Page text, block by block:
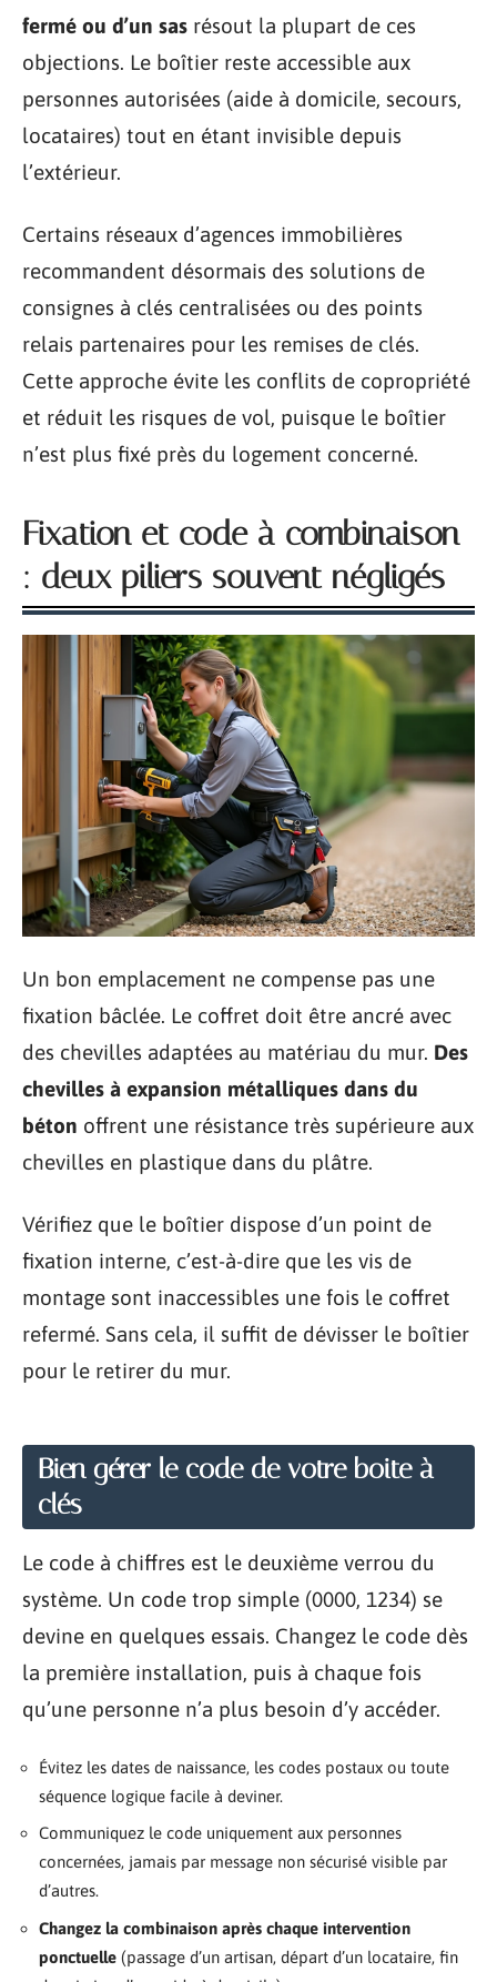
fermé ou d’un sas résout la plupart de ces
objections. Le boîtier reste accessible aux
personnes autorisées (aide à domicile, secours,
locataires) tout en étant invisible depuis
l’extérieur.
Certains réseaux d’agences immobilières
recommandent désormais des solutions de
consignes à clés centralisées ou des points
relais partenaires pour les remises de clés.
Cette approche évite les conflits de copropriété
et réduit les risques de vol, puisque le boîtier
n’est plus fixé près du logement concerné.
Fixation et code à combinaison
: deux piliers souvent négligés
Un bon emplacement ne compense pas une
fixation bâclée. Le coffret doit être ancré avec
des chevilles adaptées au matériau du mur. Des
chevilles à expansion métalliques dans du
béton offrent une résistance très supérieure aux
chevilles en plastique dans du plâtre.
Vérifiez que le boîtier dispose d’un point de
fixation interne, c’est-à-dire que les vis de
montage sont inaccessibles une fois le coffret
refermé. Sans cela, il suffit de dévisser le boîtier
pour le retirer du mur.
Bien gérer le code de votre boite à
clés
Le code à chiffres est le deuxième verrou du
système. Un code trop simple (0000, 1234) se
devine en quelques essais. Changez le code dès
la première installation, puis à chaque fois
qu’une personne n’a plus besoin d’y accéder.
Évitez les dates de naissance, les codes postaux ou toute
séquence logique facile à deviner.
Communiquez le code uniquement aux personnes
concernées, jamais par message non sécurisé visible par
d’autres.
Changez la combinaison après chaque intervention
ponctuelle (passage d’un artisan, départ d’un locataire, fin